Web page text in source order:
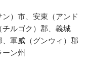
ン）市、安東（アンド
チルゴク）郡、義城
、軍威（グンウィ）郡
ン州